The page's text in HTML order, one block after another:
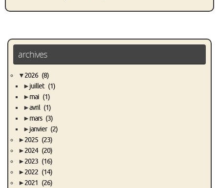
archives
▼2026 (8)
►juillet (1)
►mai (1)
►avril (1)
►mars (3)
►janvier (2)
►2025 (23)
►2024 (20)
►2023 (16)
►2022 (14)
►2021 (26)